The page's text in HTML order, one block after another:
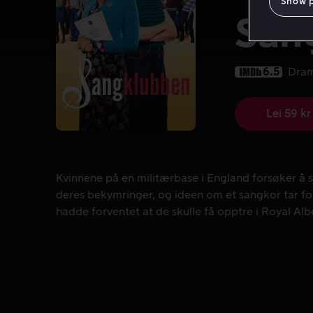
6.5
Lei 59 kr
Kvinnene på en militærbase i England forsøker
Kvinnene på en militærbase i England forsøker å
deres bekymringer, og ideen om et sangkor tar
hadde forventet at de skulle få opptre i Royal